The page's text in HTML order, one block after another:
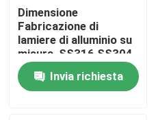
Notizie
Casi
Dimensione
Fabricazione di
lamiere di alluminio su
misura, SS316 SS304
Fabricazione di
involucri metallici
Invia richiesta